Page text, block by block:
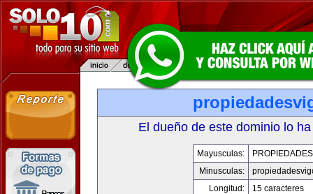
El dueño de este dominio lo
Mayusculas:
Minusculas:
Longitud:
15 caracteres